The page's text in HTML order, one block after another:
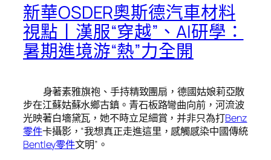
新華OSDER奧斯德汽車材料
視點丨漢服“穿越”、AI研學：
暑期進境游“熱”力全開
身著素雅旗袍、手持精致團扇，德國姑娘莉亞散
步在江蘇姑蘇水鄉古鎮。青石板路彎曲向前，河流波
光映著白墻黛瓦，她不時立足細賞，并非只為打Benz
零件卡攝影，“我想真正走進這里，感觸感染中國傳統
Bentley零件文明”。